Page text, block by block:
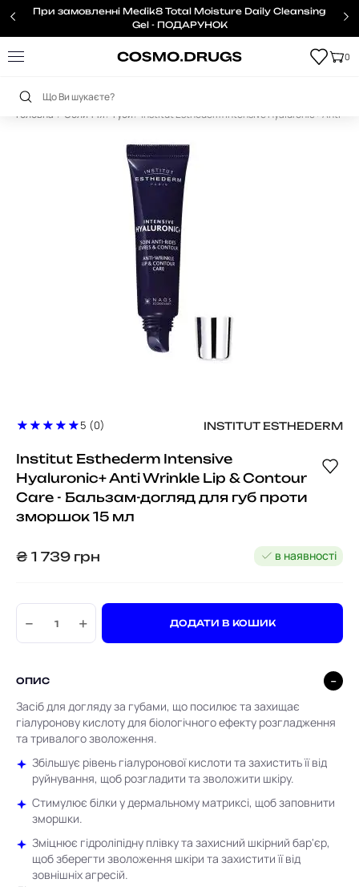
При замовленні Medik8 Total Moisture Daily Cleansing
Gel - ПОДАРУНОК
0
Головна Обличчя Губи Institut Esthederm Intensive Hyaluronic+ Anti
5 (0) INSTITUT ESTHEDERM
Institut Esthederm Intensive
Hyaluronic+ Anti Wrinkle Lip & Contour
Care - Бальзам-догляд для губ проти
зморшок 15 мл
₴ 1 739 грн в наявності
− + ДОДАТИ В КОШИК
ОПИС
Засіб для догляду за губами, що посилює та захищає
гіалуронову кислоту для біологічного ефекту розгладження
та тривалого зволоження.
Збільшує рівень гіалуронової кислоти та захистить її від
руйнування, щоб розгладити та зволожити шкіру.
Стимулює білки у дермальному матриксі, щоб заповнити
зморшки.
Зміцнює гідроліпідну плівку та захисний шкірний бар'єр,
щоб зберегти зволоження шкіри та захистити її від
зовнішніх агресій.